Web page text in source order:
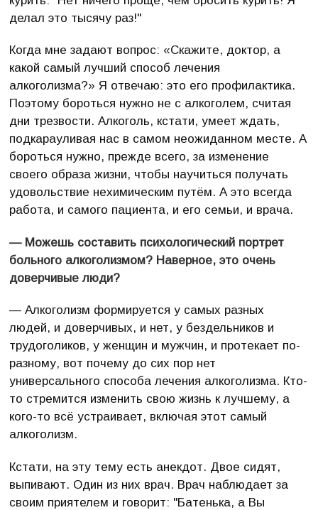
делал это тысячу раз!"
Когда мне задают вопрос: «Скажите, доктор, а
какой самый лучший способ лечения
алкоголизма?» Я отвечаю: это его профилактика.
Поэтому бороться нужно не с алкоголем, считая
дни трезвости. Алкоголь, кстати, умеет ждать,
подкарауливая нас в самом неожиданном месте. А
бороться нужно, прежде всего, за изменение
своего образа жизни, чтобы научиться получать
удовольствие нехимическим путём. А это всегда
работа, и самого пациента, и его семьи, и врача.
— Можешь составить психологический портрет
больного алкоголизмом? Наверное, это очень
доверчивые люди?
— Алкоголизм формируется у самых разных
людей, и доверчивых, и нет, у бездельников и
трудоголиков, у женщин и мужчин, и протекает по-
разному, вот почему до сих пор нет
универсального способа лечения алкоголизма. Кто-
то стремится изменить свою жизнь к лучшему, а
кого-то всё устраивает, включая этот самый
алкоголизм.
Кстати, на эту тему есть анекдот. Двое сидят,
выпивают. Один из них врач. Врач наблюдает за
своим приятелем и говорит: "Батенька, а Вы